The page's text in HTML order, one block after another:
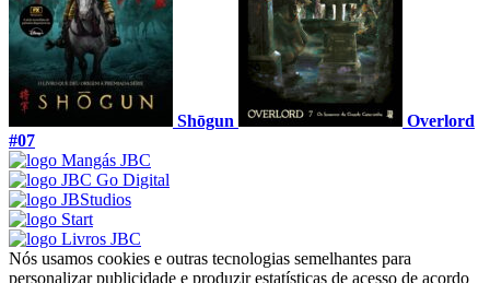
Shōgun
Overlord
#07
Nós usamos cookies e outras tecnologias semelhantes para
personalizar publicidade e produzir estatísticas de acesso de acordo